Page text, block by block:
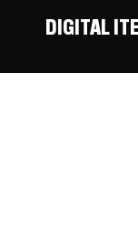
DIGITAL